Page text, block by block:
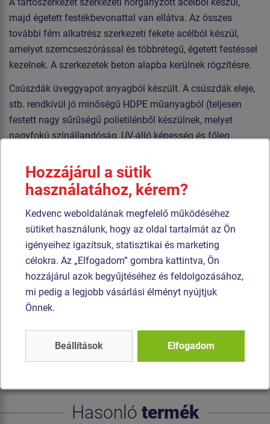
A tartószerkezet szerkezeti horganyzott acélból készül,
majd égetett festékbevonattal van ellátva. Az összes
további fém alkatrész szerkezeti fekete acélból készül,
amelyet szemcseszórással és többrétegű, égetett festéssel
kezelnek. A szerkezetek beton alapba kerülnek rögzítésre.
Csúszdák üveggyapot anyagból készült. A csúszdák eleje,
stb. rendkívül jó minőségű HDPE műanyagból (teljesen
festett nagy sűrűségű polietilénből készülnek, melyet
nagyfokú színállandóság, UV-álló képesség és főleg
gyerekeket nem fenyegeti az éles letörött részek általi
sérülés veszélye). Az emelvények HPL készülnek
(Nagynyomású laminátum készülnek csúszásgátlóval,
melyet nagyfokú színállandóság, karcolásokkal szembeni
ellenálló képesség és vízállóság). A kötelek HERKULES
anyagból (16 mm-es polipropilén kötél belső acélmaggal)
készülnek, és műanyag vagy alumínium kapcsokkal
vannak összekötve. A hegymászó fogók poliészter
készülnek, ami hosszú élettartamot, színállóságot és a
kézbőr számára kímélő felületet garantál. A
melyet nagyfokú színállandóság és UV-álló képesség). Az
Hasonló termék
Hozzájárul a sütik
használatához, kérem?
Kedvenc weboldalának megfelelő működéséhez
sütiket használunk, hogy az oldal tartalmát az Ön
igényeihez igazítsuk, statisztikai és marketing
célokra. Az „Elfogadom” gombra kattintva, Ön
hozzájárul azok begyűjtéséhez és feldolgozásához,
mi pedig a legjobb vásárlási élményt nyújtjuk
Önnek.
Beállítások Elfogadom